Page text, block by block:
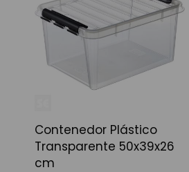
Contenedor Plástico
Transparente 50x39x26
cm